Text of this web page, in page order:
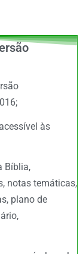
às
Bíblia,
notas temáticas,
plano de